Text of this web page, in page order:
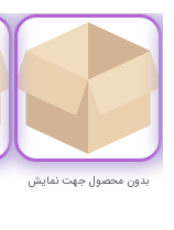
بدون محصول جهت نمایش